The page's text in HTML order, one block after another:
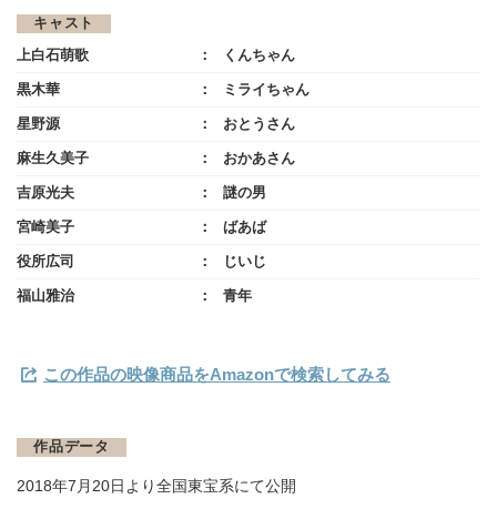
キャスト
上白石萌歌 くんちゃん
黒木華 ミライちゃん
星野源 おとうさん
麻生久美子 おかあさん
吉原光夫 謎の男
宮崎美子 ばあば
役所広司 じいじ
福山雅治 青年
この作品の映像商品をAmazonで検索してみる
作品データ
2018年7月20日より全国東宝系にて公開